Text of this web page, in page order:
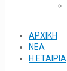
ΑΡΧΙΚΗ
ΝΕΑ
Η ΕΤΑΙΡΙΑ